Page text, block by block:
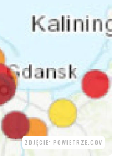
ZDJĘCIE: POWIETRZE.GOV